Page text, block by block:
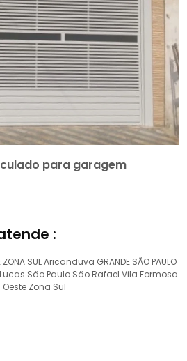
para garagem
:
ZONA SULAricanduva GRANDE SÃO PAULO
São Paulo São Rafael Vila Formosa
Oeste Zona Sul